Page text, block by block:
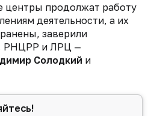
центры продолжат работу
деятельности, а их
заверили
РНЦРР и ЛРЦ —
Солодкий и